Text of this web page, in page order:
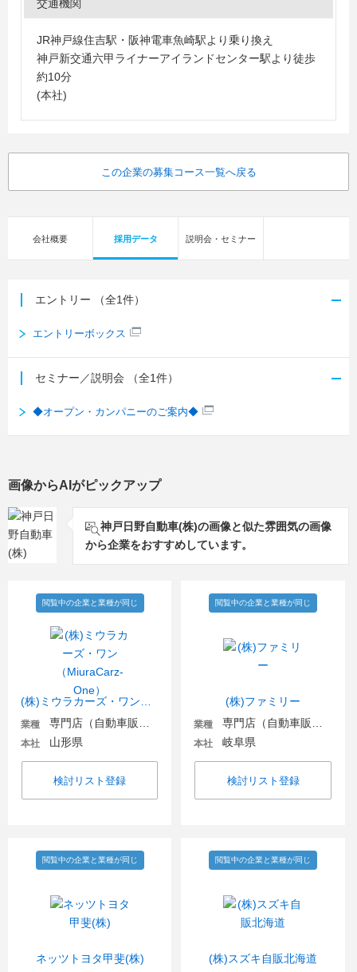
交通機関
JR神戸線住吉駅・阪神電車魚崎駅より乗り換え
神戸新交通六甲ライナーアイランドセンター駅より徒歩
約10分
(本社)
この企業の募集コース一覧へ戻る
会社概要 採用データ 説明会・セミナー
エントリー （全1件）
エントリーボックス
セミナー／説明会 （全1件）
◆オープン・カンパニーのご案内◆
画像からAIがピックアップ
神戸日野自動車(株)の画像と似た雰囲気の画像
から企業をおすすめしています。
閲覧中の企業と業種が同じ
業種
本社 山形県
検討リスト登録
(株)ファミリー
閲覧中の企業と業種が同じ
業種
本社 岐阜県
検討リスト登録
ネッツトヨタ甲斐(株)
閲覧中の企業と業種が同じ
(株)スズキ自販北海道
閲覧中の企業と業種が同じ